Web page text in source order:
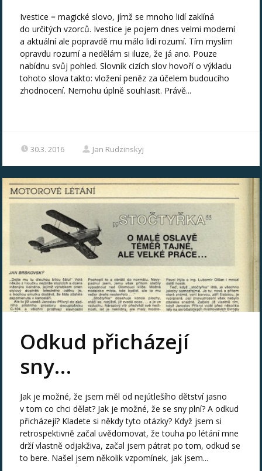
Ivestice = magické slovo, jímž se mnoho lidí zaklíná
do určitých vzorců. Ivestice je pojem dnes velmi moderní
a aktuální ale popravdě mu málo lidí rozumí. Tím myslím
opravdu rozumí a nedělám si iluze, že já ano. Pouze
nabídnu svůj pohled. Slovník cizích slov hovoří o výkladu
tohoto slova takto: vložení peněz za účelem budoucího
zhodnocení. Nemohu úplně souhlasit. Právě...
30.3. 2016 Jan Rudzinskyj
Odkud přicházejí
sny…
Jak je možné, že jsem měl od nejútlešího dětství jasno
v tom co chci dělat? Jak je možné, že se sny plní? A odkud
přicházejí? Kladete si někdy tyto otázky? Když jsem si
retrospektivně začal uvědomovat, že touha po létání mne
drží vlastně odjakživa, začal jsem pátrat po tom, odkud se
to bere. Našel jsem několik vzpomínek, jak jsem...